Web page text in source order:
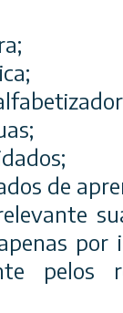
de
por
pelos